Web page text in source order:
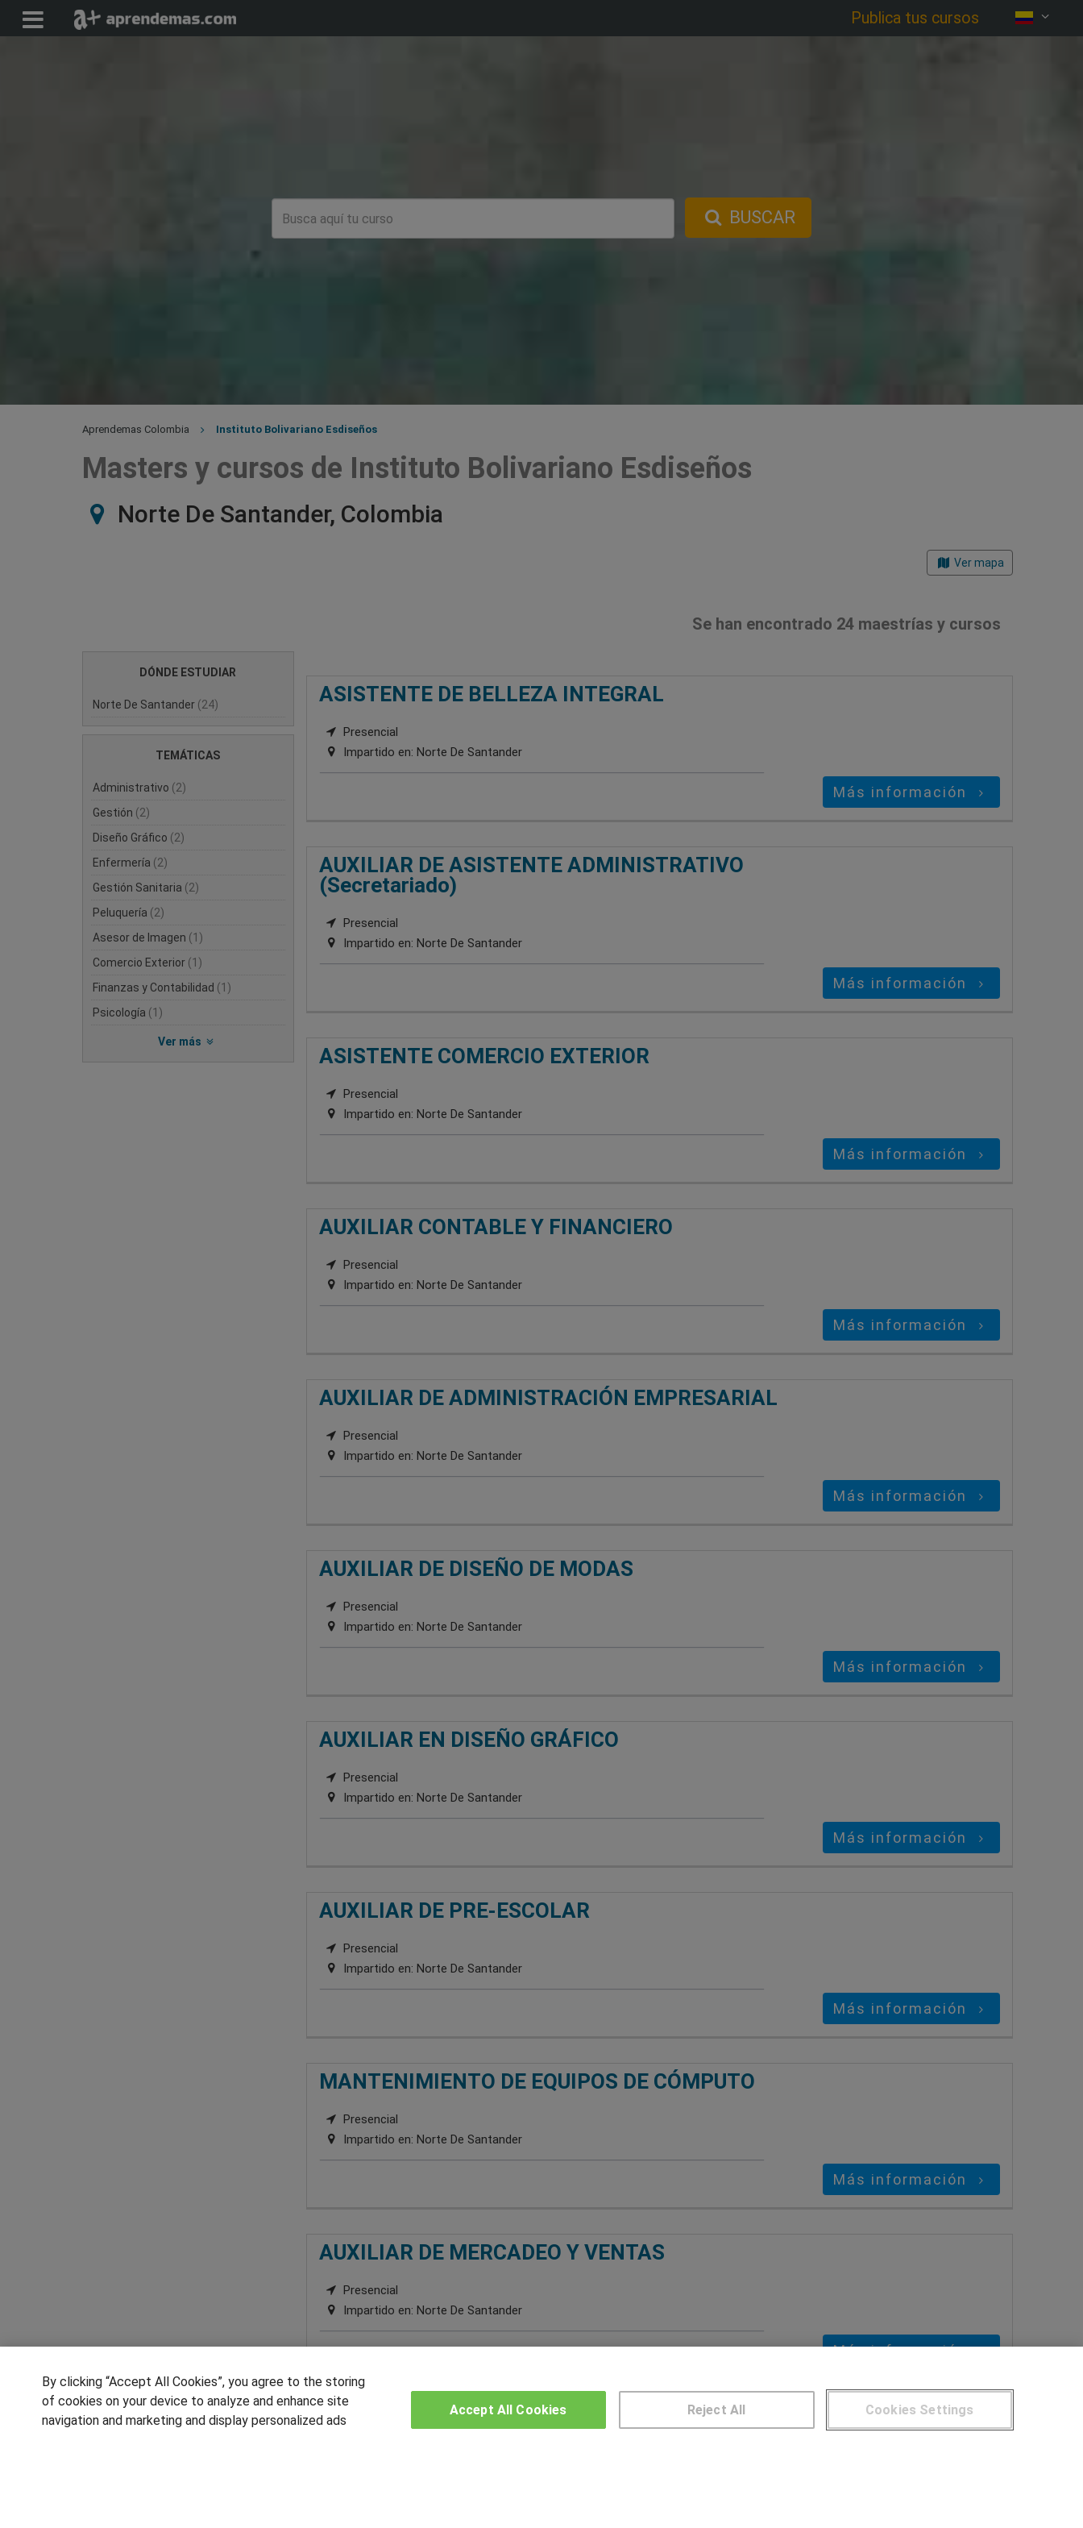
Publica tus cursos
BUSCAR
Aprendemas Colombia Instituto Bolivariano Esdiseños
Masters y cursos de Instituto Bolivariano Esdiseños
Norte De Santander, Colombia
Ver mapa
Se han encontrado 24 maestrías y cursos
DÓNDE ESTUDIAR
Norte De Santander (24)
TEMÁTICAS
Administrativo (2)
Gestión (2)
Diseño Gráfico (2)
Enfermería (2)
Gestión Sanitaria (2)
Peluquería (2)
Asesor de Imagen (1)
Comercio Exterior (1)
Finanzas y Contabilidad (1)
Psicología (1)
Ver más
ASISTENTE DE BELLEZA INTEGRAL
Presencial
Impartido en: Norte De Santander
Más información
AUXILIAR DE ASISTENTE ADMINISTRATIVO
(Secretariado)
Presencial
Impartido en: Norte De Santander
Más información
ASISTENTE COMERCIO EXTERIOR
Presencial
Impartido en: Norte De Santander
Más información
AUXILIAR CONTABLE Y FINANCIERO
Presencial
Impartido en: Norte De Santander
Más información
AUXILIAR DE ADMINISTRACIÓN EMPRESARIAL
Presencial
Impartido en: Norte De Santander
Más información
AUXILIAR DE DISEÑO DE MODAS
Presencial
Impartido en: Norte De Santander
Más información
AUXILIAR EN DISEÑO GRÁFICO
Presencial
Impartido en: Norte De Santander
Más información
AUXILIAR DE PRE-ESCOLAR
Presencial
Impartido en: Norte De Santander
Más información
MANTENIMIENTO DE EQUIPOS DE CÓMPUTO
Presencial
Impartido en: Norte De Santander
Más información
AUXILIAR DE MERCADEO Y VENTAS
Presencial
Impartido en: Norte De Santander
Más información
By clicking “Accept All Cookies”, you agree to the storing
of cookies on your device to analyze and enhance site
navigation and marketing and display personalized ads
Cookies Settings
Reject All
Accept All Cookies